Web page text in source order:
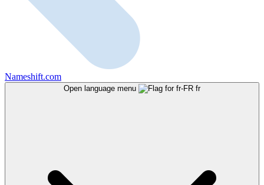
Nameshift.com
Open language menu fr